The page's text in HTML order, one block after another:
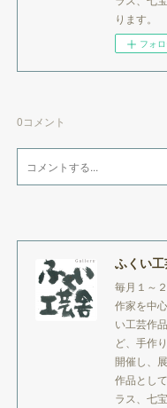
ります。
フォ
0コメント
ふくい
毎月１～
作家を中
い工芸作
ど、手作
開催し、
作品とし
ラス、七